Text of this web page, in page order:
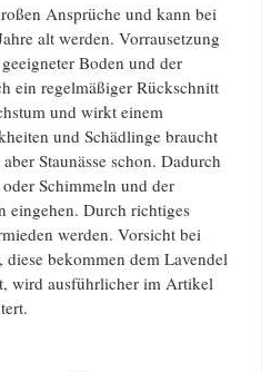
Ansprüche und kann bei
alt werden. Vorrausetzung
Boden und der
ein regelmäßiger Rückschnitt
und wirkt einem
und Schädlinge braucht
Staunässe schon. Dadurch
Schimmeln und der
eingehen. Durch richtiges
werden. Vorsicht bei
bekommen dem Lavendel
wird ausführlicher im Artikel